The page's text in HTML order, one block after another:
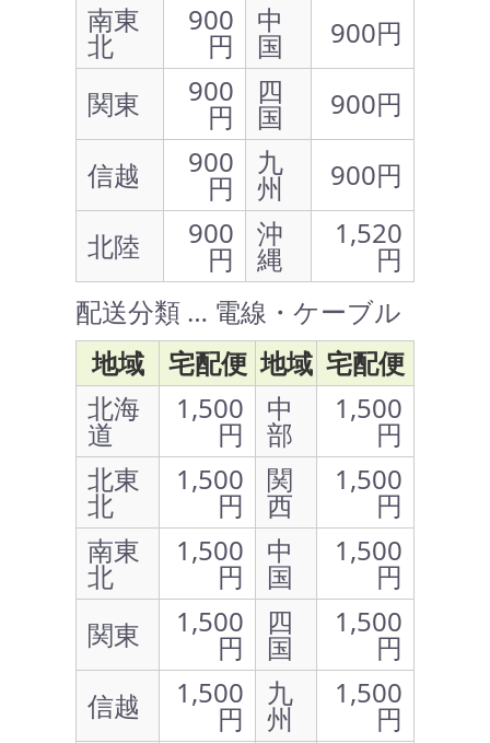
南東
北
900
円
中
国
900円
関東
900
円
四
国
900円
信越
900
円
九
州
900円
北陸
900
円
沖
縄
1,520
円
配送分類 … 電線・ケーブル
地域
宅配便 地域 宅配便
北海
道
1,500
円
中
部
1,500
円
北東
北
1,500
円
関
西
1,500
円
南東
北
1,500
円
中
国
1,500
円
関東
1,500
円
四
国
1,500
円
信越
1,500
円
九
州
1,500
円